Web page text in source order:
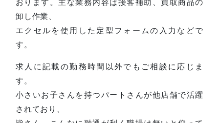
おります。主な業務内容は接客補助、買取商品の
卸し作業、
エクセルを使用した定型フォームの入力などで
す。
求人に記載の勤務時間以外でもご相談に応じま
す。
小さいお子さんを持つパートさんが他店舗で活躍
されており、